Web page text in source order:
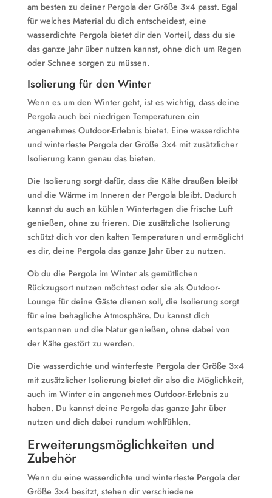
am besten zu deiner Pergola der Größe 3×4 passt. Egal
für welches Material du dich entscheidest, eine
wasserdichte Pergola bietet dir den Vorteil, dass du sie
das ganze Jahr über nutzen kannst, ohne dich um Regen
oder Schnee sorgen zu müssen.
Isolierung für den Winter
Wenn es um den Winter geht, ist es wichtig, dass deine
Pergola auch bei niedrigen Temperaturen ein
angenehmes Outdoor-Erlebnis bietet. Eine wasserdichte
und winterfeste Pergola der Größe 3×4 mit zusätzlicher
Isolierung kann genau das bieten.
Die Isolierung sorgt dafür, dass die Kälte draußen bleibt
und die Wärme im Inneren der Pergola bleibt. Dadurch
kannst du auch an kühlen Wintertagen die frische Luft
genießen, ohne zu frieren. Die zusätzliche Isolierung
schützt dich vor den kalten Temperaturen und ermöglicht
es dir, deine Pergola das ganze Jahr über zu nutzen.
Ob du die Pergola im Winter als gemütlichen
Rückzugsort nutzen möchtest oder sie als Outdoor-
Lounge für deine Gäste dienen soll, die Isolierung sorgt
für eine behagliche Atmosphäre. Du kannst dich
entspannen und die Natur genießen, ohne dabei von
der Kälte gestört zu werden.
Die wasserdichte und winterfeste Pergola der Größe 3×4
mit zusätzlicher Isolierung bietet dir also die Möglichkeit,
auch im Winter ein angenehmes Outdoor-Erlebnis zu
haben. Du kannst deine Pergola das ganze Jahr über
nutzen und dich dabei rundum wohlfühlen.
Erweiterungsmöglichkeiten und
Zubehör
Wenn du eine wasserdichte und winterfeste Pergola der
Größe 3×4 besitzt, stehen dir verschiedene